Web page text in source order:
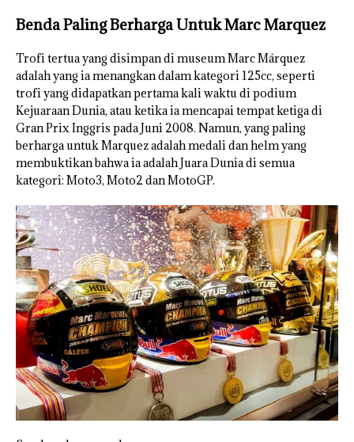
Benda Paling Berharga Untuk Marc Marquez
Trofi tertua yang disimpan di museum Marc Márquez
adalah yang ia menangkan dalam kategori 125cc, seperti
trofi yang didapatkan pertama kali waktu di podium
Kejuaraan Dunia, atau ketika ia mencapai tempat ketiga di
Gran Prix Inggris pada Juni 2008. Namun, yang paling
berharga untuk Marquez adalah medali dan helm yang
membuktikan bahwa ia adalah Juara Dunia di semua
kategori: Moto3, Moto2 dan MotoGP.